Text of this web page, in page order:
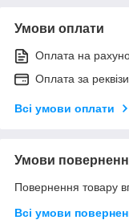
Умови оплати
Оплата на
Оплата за
Всі умови оплати
Умови
Повернення товару
Всі умови